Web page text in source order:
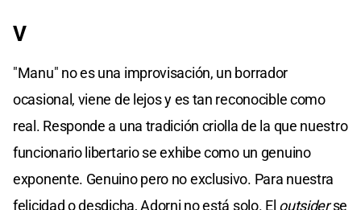
V
"Manu" no es una improvisación, un borrador
ocasional, viene de lejos y es tan reconocible como
real. Responde a una tradición criolla de la que nuestro
funcionario libertario se exhibe como un genuino
exponente. Genuino pero no exclusivo. Para nuestra
felicidad o desdicha, Adorni no está solo. El outsiderse